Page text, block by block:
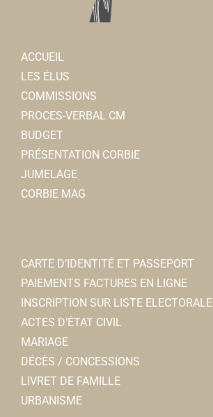
ACCUEIL
LES ÉLUS
COMMISSIONS
PROCES-VERBAL CM
BUDGET
PRÉSENTATION CORBIE
JUMELAGE
CORBIE MAG
CARTE D’IDENTITÉ ET PASSEPORT
PAIEMENTS FACTURES EN LIGNE
INSCRIPTION SUR LISTE ELECTORALE
ACTES D’ÉTAT CIVIL
MARIAGE
DÉCÈS / CONCESSIONS
LIVRET DE FAMILLE
URBANISME